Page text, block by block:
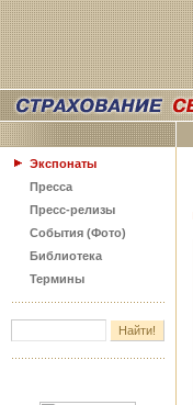
Экспонаты
Пресса
Пресс-релизы
События (Фото)
Библиотека
Термины